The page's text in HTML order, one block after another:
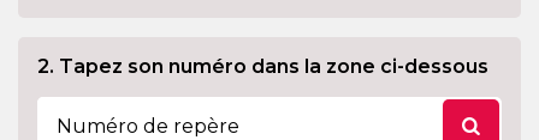
2. Tapez son numéro dans la zone ci-dessous